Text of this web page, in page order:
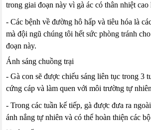
trong giai đoạn này vì gà ác có thân nhiệt cao
- Các bệnh về đường hô hấp và tiêu hóa là
mà đội ngũ chúng tôi hết sức phòng tránh
đoạn này.
Ánh sáng chuồng trại
- Gà con sẽ được chiếu sáng liên tục trong 3
cứng cáp và làm quen với môi trường tự
- Trong các tuần kế tiếp, gà được đưa ra
ánh nắng tự nhiên và có thể hoàn thiện các